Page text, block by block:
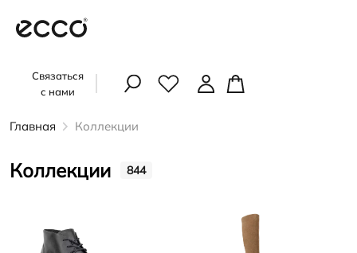
Связаться
с нами
Главная Коллекции
Коллекции 844